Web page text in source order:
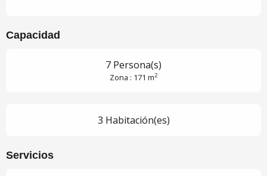
Capacidad
7 Persona(s)
Zona : 171 m2
3 Habitación(es)
Servicios